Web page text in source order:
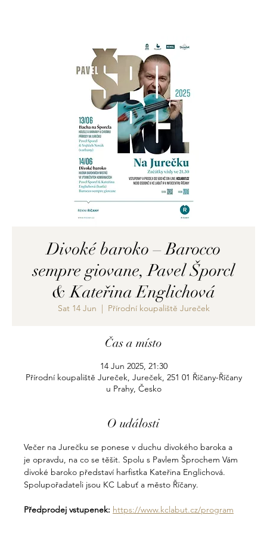
Divoké baroko – Barocco
sempre giovane, Pavel Šporcl
& Kateřina Englichová
Sat 14 Jun
  |
Přírodní koupaliště Jureček
Čas a místo
14 Jun 2025, 21:30
Přírodní koupaliště Jureček, Jureček, 251 01 Říčany-Říčany
u Prahy, Česko
O události
Večer na Jurečku se ponese v duchu divokého baroka a
je opravdu, na co se těšit. Spolu s Pavlem Šprochem Vám
divoké baroko představí harfistka Kateřina Englichová.
Spolupořadateli jsou KC Labuť a město Říčany.
Předprodej vstupenek: https://www.kclabut.cz/program